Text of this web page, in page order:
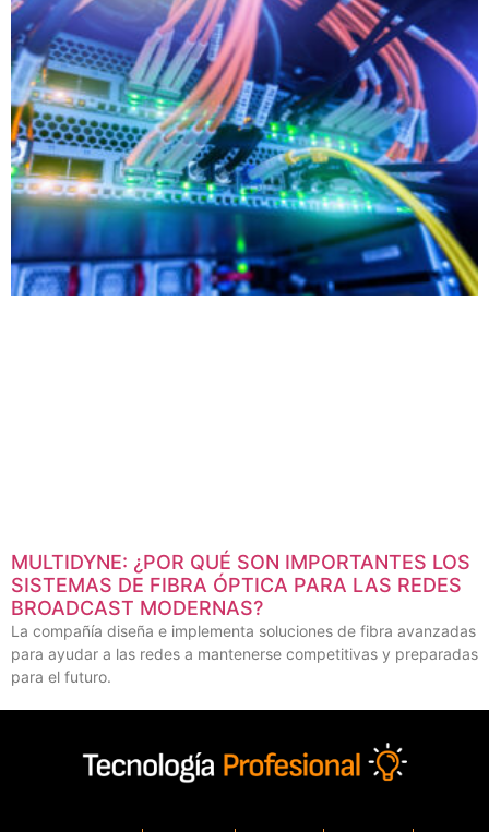
MULTIDYNE: ¿POR QUÉ SON IMPORTANTES LOS
SISTEMAS DE FIBRA ÓPTICA PARA LAS REDES
BROADCAST MODERNAS?
La compañía diseña e implementa soluciones de fibra avanzadas
para ayudar a las redes a mantenerse competitivas y preparadas
para el futuro.